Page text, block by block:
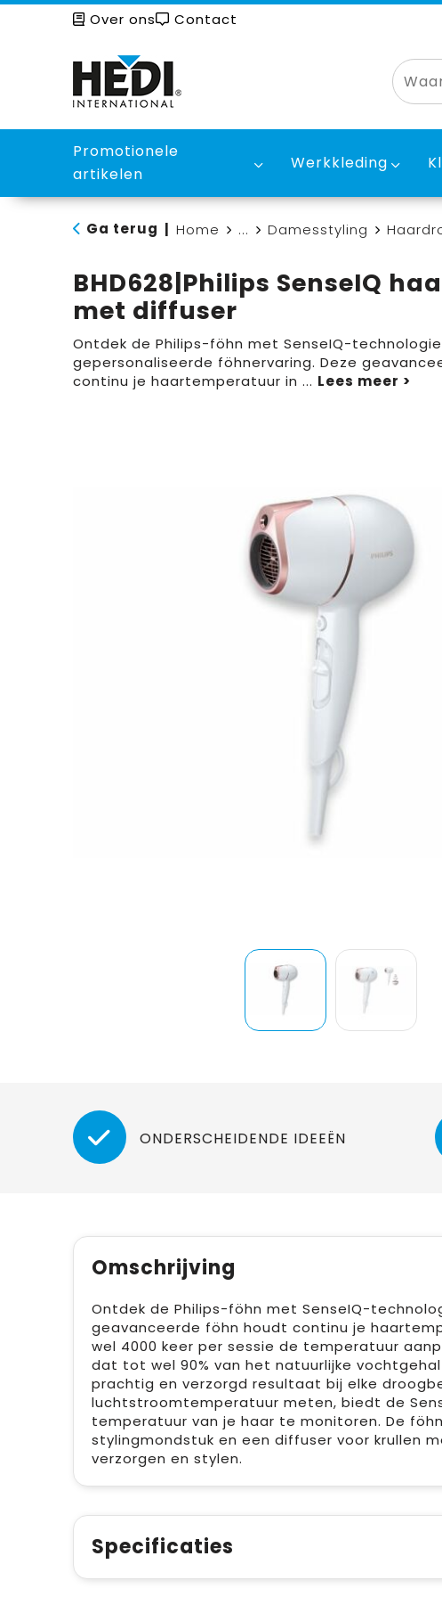
Over ons Contact
Promotionele
artikelen
Werkkleding
Ga terug Home ... Damesstyling
BHD628|Philips SenseIQ
met diffuser
Ontdek de Philips-föhn met SenseIQ-
gepersonaliseerde föhnervaring. Deze
continu je haartemperatuur in ...
ONDERSCHEIDENDE IDEEËN
Omschrijving
Ontdek de Philips-föhn met SenseIQ-
geavanceerde föhn houdt continu je
wel 4000 keer per sessie de temperatuur
dat tot wel 90% van het natuurlijke
prachtig en verzorgd resultaat bij elke
luchtstroomtemperatuur meten, biedt de
temperatuur van je haar te monitoren. De
stylingmondstuk en een diffuser voor krullen
verzorgen en stylen.
Specificaties